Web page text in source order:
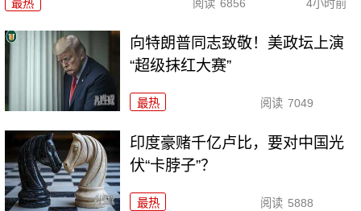
最热 阅读 6856 4小时前
向特朗普同志致敬！美政坛上演
“超级抹红大赛”
最热 阅读 7049
印度豪赌千亿卢比，要对中国光
伏“卡脖子”？
最热 阅读 5888